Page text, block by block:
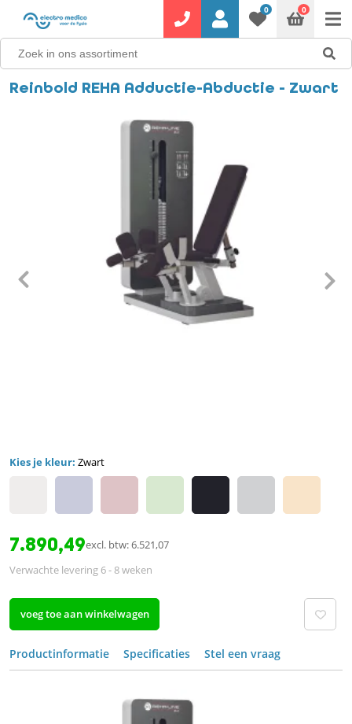
0 0
Reinbold REHA Adductie-Abductie - Zwart
Kies je kleur: Zwart
7.890,49excl. btw: 6.521,07
Verwachte levering 6 - 8 weken
voeg toe aan winkelwagen
Productinformatie Specificaties Stel een vraag